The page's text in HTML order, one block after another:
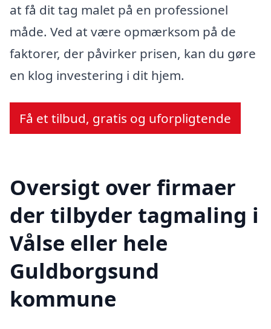
at få dit tag malet på en professionel
måde. Ved at være opmærksom på de
faktorer, der påvirker prisen, kan du gøre
en klog investering i dit hjem.
Få et tilbud, gratis og uforpligtende
Oversigt over firmaer
der tilbyder tagmaling i
Vålse eller hele
Guldborgsund
kommune